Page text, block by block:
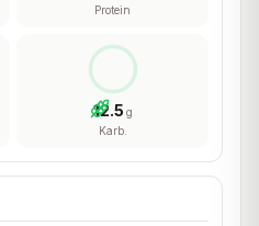
Protein
12.5 g
Karb.